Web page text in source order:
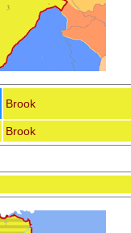
Brook
Brook